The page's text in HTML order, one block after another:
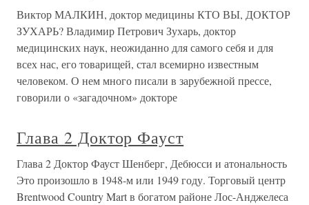
Виктор МАЛКИН, доктор медицины КТО ВЫ, ДОКТОР
ЗУХАРЬ? Владимир Петрович Зухарь, доктор
медицинских наук, неожиданно для самого себя и для
всех нас, его товарищей, стал всемирно известным
человеком. О нем много писали в зарубежной прессе,
говорили о «загадочном» докторе
Глава 2 Доктор Фауст
Глава 2 Доктор Фауст Шенберг, Дебюсси и атональность
Это произошло в 1948-м или 1949 году. Торговый центр
Brentwood Country Mart в богатом районе Лос-Анджелеса